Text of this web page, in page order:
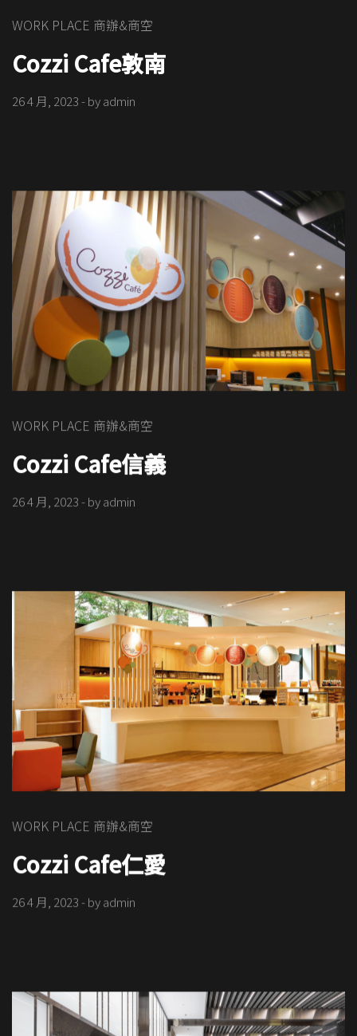
WORK PLACE 商辦&商空
Cozzi Cafe敦南
26 4 月, 2023- byadmin
WORK PLACE 商辦&商空
Cozzi Cafe信義
26 4 月, 2023- byadmin
WORK PLACE 商辦&商空
Cozzi Cafe仁愛
26 4 月, 2023- byadmin